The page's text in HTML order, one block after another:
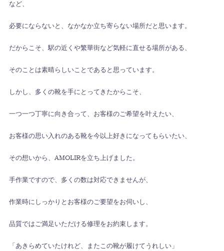
など、
必要にならないと、なかなか立ち寄らない場所だと思います。
だからこそ、駅の近くや繁華街など気軽に直せる場所がある、
そのことは素晴らしいことであると思っています。
しかし、多くの靴を手にとってきたからこそ、
一つ一つ丁寧に向き合って、お客様のご希望を叶えたい、
お客様の思い入れのある靴を今以上好きになってもらいたい、
その想いから、AMOLIRを立ち上げました。
手作業ですので、多くの数は対応できませんが、
作業時にしっかりとお客様のご要望をお伺いし、
品質ではご満足いただける修理をお約束します。
「あきらめていたけれど、またこの靴が履けてうれしい」